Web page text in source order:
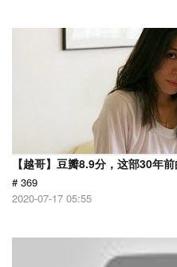
【越哥】豆瓣8.9分，这部30年
# 369
2020-07-17 05:55